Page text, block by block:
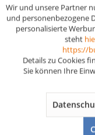
Kostenloser
Schnelle Lieferung
Verschiedene
Funktionale
Wir und unsere Partner
und personenbezogene
personalisierte
steht
https://
Details zu Cookies
Sie können Ihre